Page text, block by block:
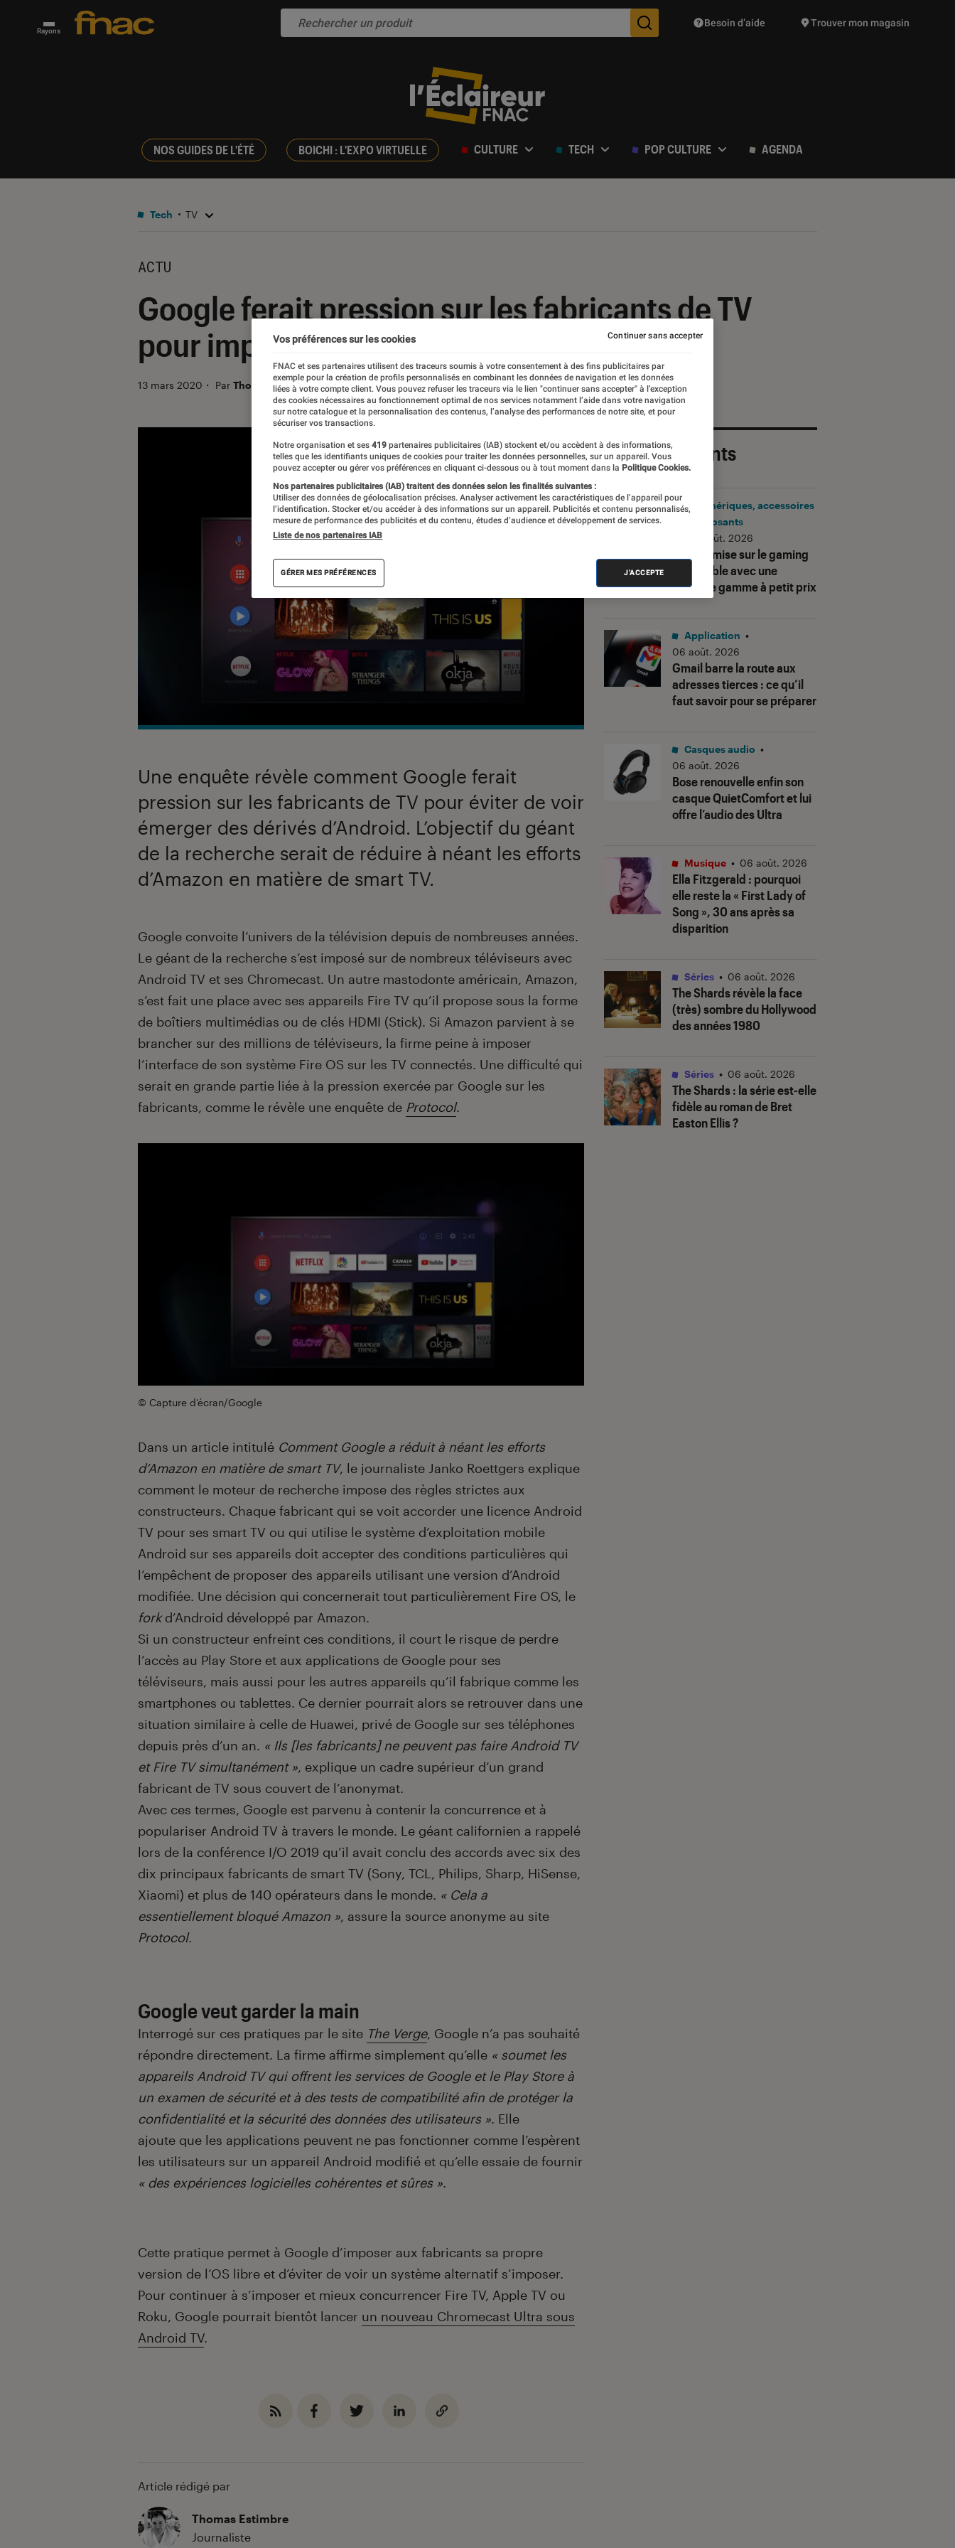
Rayons Des suggestions de produits vont vous être proposées
Besoin d’aide Trouver mon magasin
NOS GUIDES DE L'ÉTÉ BOICHI : L'EXPO VIRTUELLE CULTURE TECH POP CULTURE AGENDA
Tech TV
ACTU
Google ferait pression sur les fabricants de TV
pour imposer Android
13 mars 2020 ・ Par Thomas Estimbre
Une enquête révèle comment Google ferait
pression sur les fabricants de TV pour éviter de voir
émerger des dérivés d’Android. L’objectif du géant
de la recherche serait de réduire à néant les efforts
d’Amazon en matière de smart TV.
Introduction
Google convoite l’univers de la télévision depuis de nombreuses années.
Le géant de la recherche s’est imposé sur de nombreux téléviseurs avec
Android TV et ses Chromecast. Un autre mastodonte américain, Amazon,
s’est fait une place avec ses appareils Fire TV qu’il propose sous la forme
de boîtiers multimédias ou de clés HDMI (Stick). Si Amazon parvient à se
brancher sur des millions de téléviseurs, la firme peine à imposer
l’interface de son système Fire OS sur les TV connectés. Une difficulté qui
serait en grande partie liée à la pression exercée par Google sur les
fabricants, comme le révèle une enquête de Protocol.
© Capture d’écran/Google
Dans un article intitulé Comment Google a réduit à néant les efforts
d’Amazon en matière de smart TV, le journaliste Janko Roettgers explique
comment le moteur de recherche impose des règles strictes aux
constructeurs. Chaque fabricant qui se voit accorder une licence Android
TV pour ses smart TV ou qui utilise le système d’exploitation mobile
Android sur ses appareils doit accepter des conditions particulières qui
l’empêchent de proposer des appareils utilisant une version d’Android
modifiée. Une décision qui concernerait tout particulièrement Fire OS, le
forkd’Android développé par Amazon.
Si un constructeur enfreint ces conditions, il court le risque de perdre
l’accès au Play Store et aux applications de Google pour ses
téléviseurs, mais aussi pour les autres appareils qu’il fabrique comme les
smartphones ou tablettes. Ce dernier pourrait alors se retrouver dans une
situation similaire à celle de Huawei, privé de Google sur ses téléphones
depuis près d’un an. « Ils [les fabricants] ne peuvent pas faire Android TV
et Fire TV simultanément », explique un cadre supérieur d’un grand
fabricant de TV sous couvert de l’anonymat.
Avec ces termes, Google est parvenu à contenir la concurrence et à
populariser Android TV à travers le monde. Le géant californien a rappelé
lors de la conférence I/O 2019 qu’il avait conclu des accords avec six des
dix principaux fabricants de smart TV (Sony, TCL, Philips, Sharp, HiSense,
Xiaomi) et plus de 140 opérateurs dans le monde. « Cela a
essentiellement bloqué Amazon », assure la source anonyme au site
Protocol.
Google veut garder la main
Interrogé sur ces pratiques par le site The Verge, Google n’a pas souhaité
répondre directement. La firme affirme simplement qu’elle « soumet les
appareils Android TV qui offrent les services de Google et le Play Store à
un examen de sécurité et à des tests de compatibilité afin de protéger la
confidentialité et la sécurité des données des utilisateurs ». Elle
ajoute que les applications peuvent ne pas fonctionner comme l’espèrent
les utilisateurs sur un appareil Android modifié et qu’elle essaie de fournir
« des expériences logicielles cohérentes et sûres ».
Cette pratique permet à Google d’imposer aux fabricants sa propre
version de l’OS libre et d’éviter de voir un système alternatif s’imposer.
Pour continuer à s’imposer et mieux concurrencer Fire TV, Apple TV ou
Roku, Google pourrait bientôt lancer un nouveau Chromecast Ultra sous
Android TV.
Article rédigé par
Thomas Estimbre
Journaliste
Les plus récents
Corsair mise sur le gaming
accessible avec une
nouvelle gamme à petit prix
Périphériques, accessoires
et composants
06 août. 2026
Gmail barre la route aux
adresses tierces : ce qu’il
faut savoir pour se préparer
Application •
06 août. 2026
Bose renouvelle enfin son
casque QuietComfort et lui
offre l’audio des Ultra
Casques audio •
06 août. 2026
Ella Fitzgerald : pourquoi
elle reste la « First Lady of
Song », 30 ans après sa
disparition
Musique • 06 août. 2026
The Shardsrévèle la face
(très) sombre du Hollywood
des années 1980
Séries • 06 août. 2026
The Shards: la série est-elle
fidèle au roman de Bret
Easton Ellis ?
Séries • 06 août. 2026
Vos préférences sur les cookies
FNAC et ses partenaires utilisent des traceurs soumis à votre consentement à des fins publicitaires par
exemple pour la création de profils personnalisés en combinant les données de navigation et les données
liées à votre compte client. Vous pouvez refuser les traceurs via le lien "continuer sans accepter" à l’exception
des cookies nécessaires au fonctionnement optimal de nos services notamment l’aide dans votre navigation
sur notre catalogue et la personnalisation des contenus, l’analyse des performances de notre site, et pour
sécuriser vos transactions.
Notre organisation et ses 419 partenaires publicitaires (IAB) stockent et/ou accèdent à des informations,
telles que les identifiants uniques de cookies pour traiter les données personnelles, sur un appareil. Vous
pouvez accepter ou gérer vos préférences en cliquant ci-dessous ou à tout moment dans la Politique Cookies.
Nos partenaires publicitaires (IAB) traitent des données selon les finalités suivantes :
Utiliser des données de géolocalisation précises. Analyser activement les caractéristiques de l’appareil pour
l’identification. Stocker et/ou accéder à des informations sur un appareil. Publicités et contenu personnalisés,
mesure de performance des publicités et du contenu, études d’audience et développement de services.
Liste de nos partenaires IAB
GÉRER MES PRÉFÉRENCES J'ACCEPTE
Continuer sans accepter